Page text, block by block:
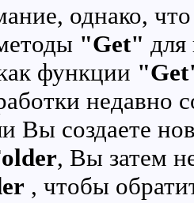
однако,
"Get"
функции
недавно
Вы создаете
, Вы затем
, чтобы